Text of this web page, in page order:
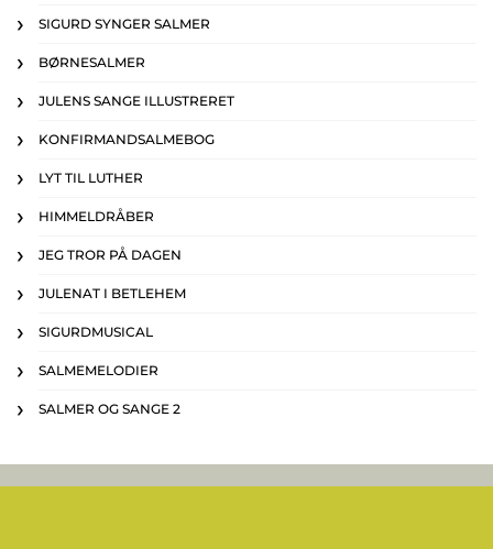
SIGURD SYNGER SALMER
BØRNESALMER
JULENS SANGE ILLUSTRERET
KONFIRMANDSALMEBOG
LYT TIL LUTHER
HIMMELDRÅBER
JEG TROR PÅ DAGEN
JULENAT I BETLEHEM
SIGURDMUSICAL
SALMEMELODIER
SALMER OG SANGE 2